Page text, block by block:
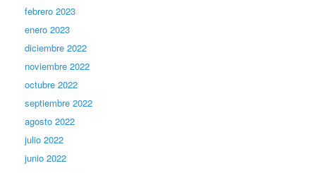
febrero 2023
enero 2023
diciembre 2022
noviembre 2022
octubre 2022
septiembre 2022
agosto 2022
julio 2022
junio 2022